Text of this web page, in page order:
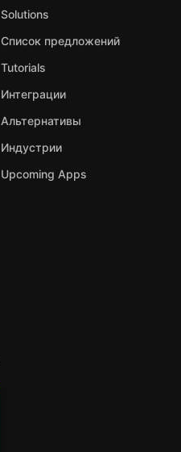
Solutions
Список предложений
Tutorials
Интеграции
Альтернативы
Индустрии
Upcoming Apps